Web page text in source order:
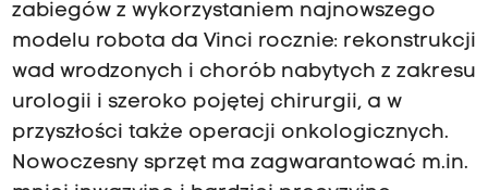
zabiegów z wykorzystaniem najnowszego
modelu robota da Vinci rocznie: rekonstrukcji
wad wrodzonych i chorób nabytych z zakresu
urologii i szeroko pojętej chirurgii, a w
przyszłości także operacji onkologicznych.
Nowoczesny sprzęt ma zagwarantować m.in.